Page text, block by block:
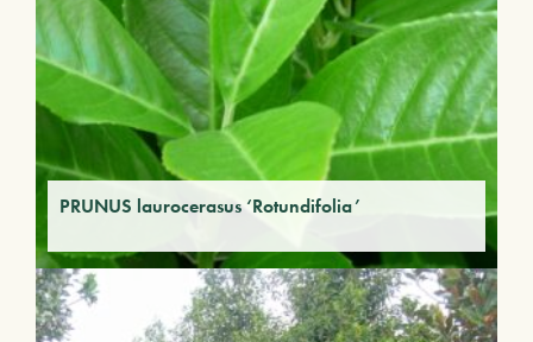
PRUNUS laurocerasus ‘Rotundifolia’